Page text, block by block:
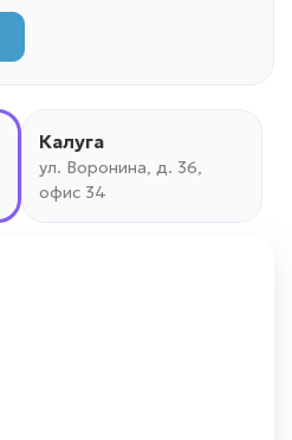
Калуга
ул. Воронина, д. 36,
офис 34